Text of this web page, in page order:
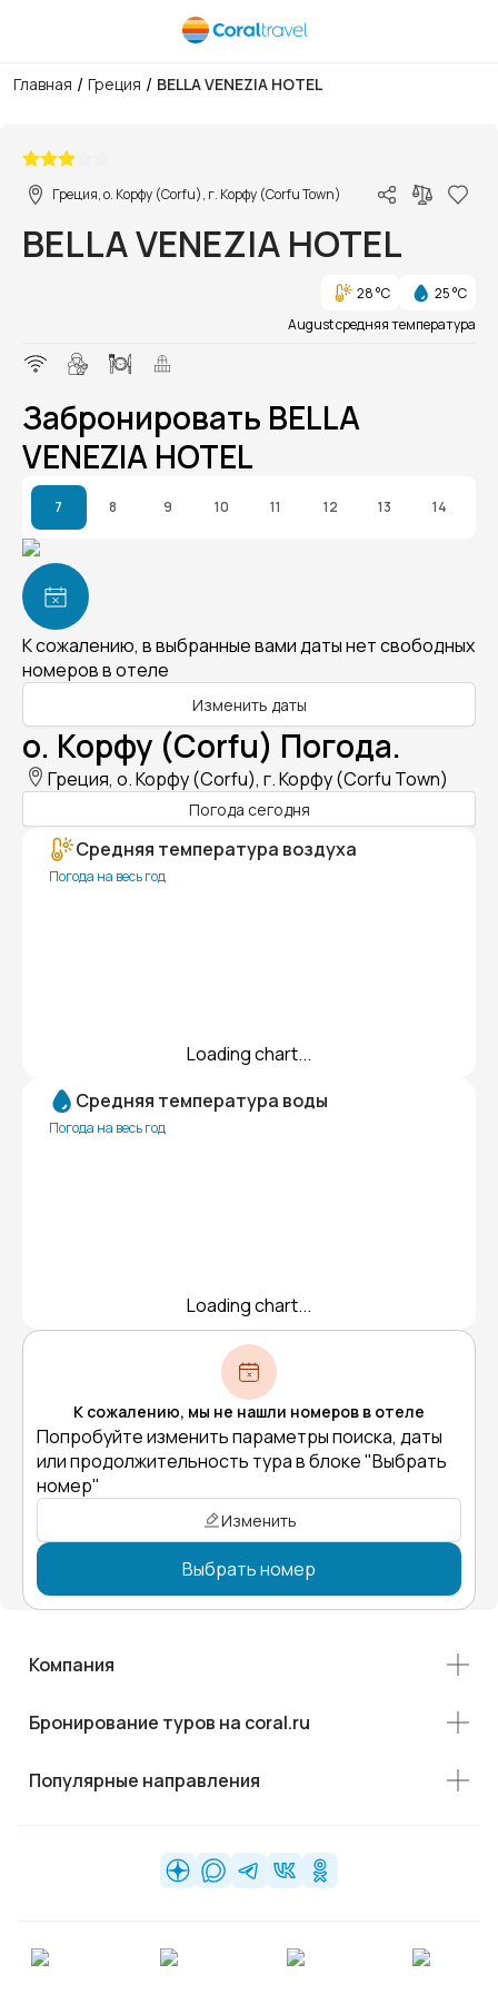
Главная / Греция / BELLA VENEZIA HOTEL
Греция, о. Корфу (Corfu), г. Корфу (Corfu Town)
BELLA VENEZIA HOTEL
28 °C
25 °C
August средняя температура
Забронировать BELLA
VENEZIA HOTEL
7 8 9 10 11 12 13 14
К сожалению, в выбранные вами даты нет свободных
номеров в отеле
Изменить даты
о. Корфу (Corfu) Погода.
Греция, о. Корфу (Corfu), г. Корфу (Corfu Town)
Погода сегодня
Средняя температура воздуха
Погода на весь год
Loading chart...
Средняя температура воды
Погода на весь год
Loading chart...
К сожалению, мы не нашли номеров в отеле
Попробуйте изменить параметры поиска, даты
или продолжительность тура в блоке "Выбрать
номер"
Изменить
Выбрать номер
Компания
Бронирование туров на coral.ru
Популярные направления